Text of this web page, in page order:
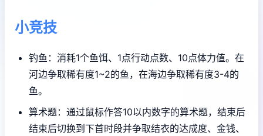
小竞技
钓鱼：消耗1个鱼饵、1点行动点数、10点体力值。在
河边争取稀有度1~2的鱼，在海边争取稀有度3-4的
鱼。
算术题：通过鼠标作答10以内数字的算术题，结束后
结束后切换到下首时段并争取结衣的达成度、金钱、